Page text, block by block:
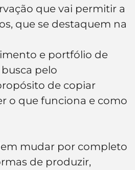
que vai permitir a
que se destaquem na
e portfólio de
pelo
de copiar
o que funciona e como
mudar por completo
de produzir,